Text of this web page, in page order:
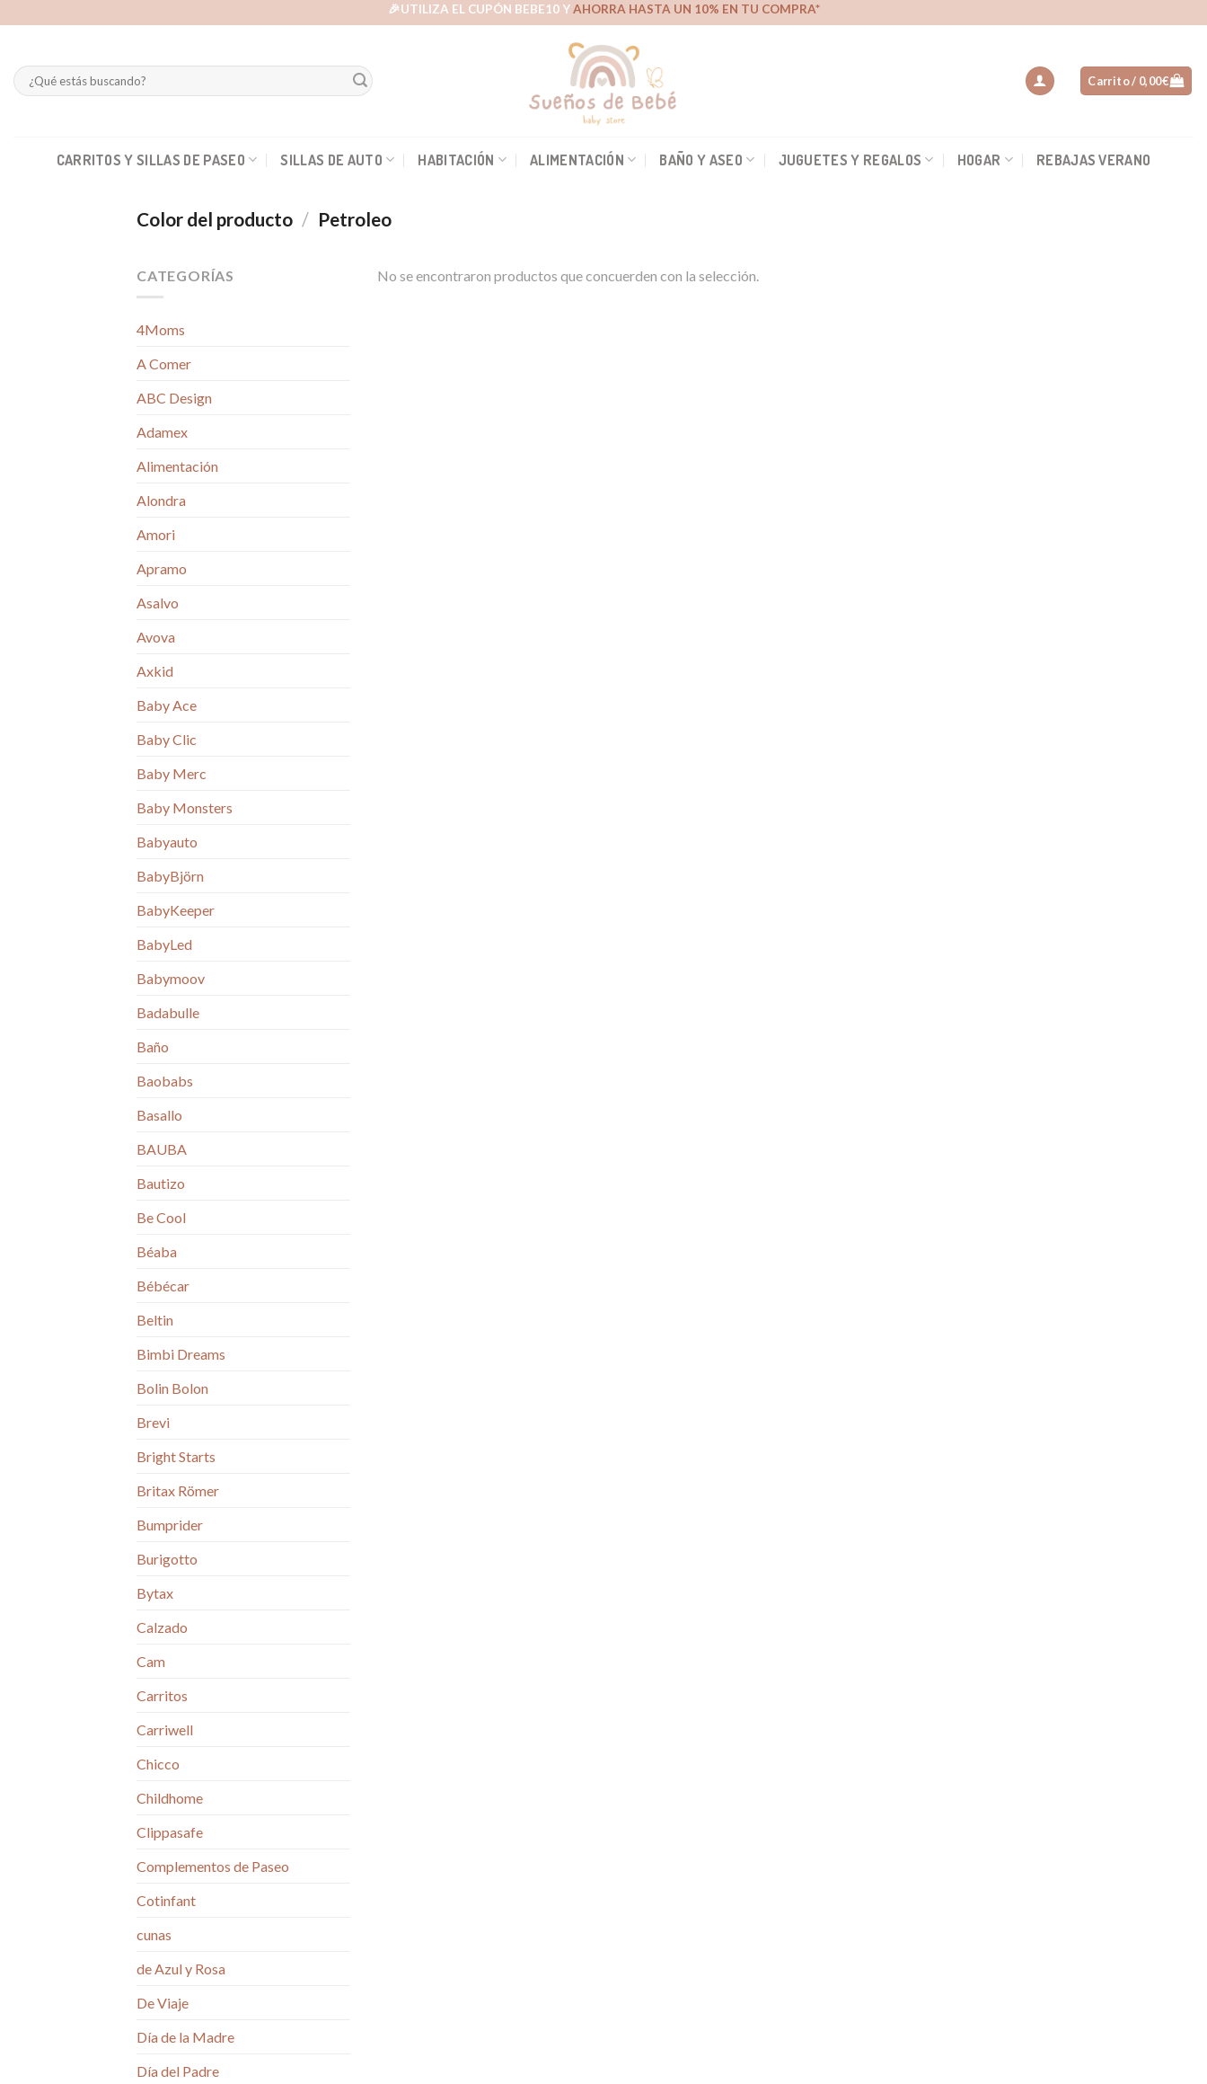
🎉UTILIZA EL CUPÓN BEBE10 YAHORRA HASTA UN 10% EN TU COMPRA*
Buscar
por:
Carrito / 0,00€
CARRITOS Y SILLAS DE PASEO SILLAS DE AUTO HABITACIÓN ALIMENTACIÓN BAÑO Y ASEO JUGUETES Y REGALOS HOGAR REBAJAS VERANO
Color del producto / Petroleo
CATEGORÍAS
4Moms
A Comer
ABC Design
Adamex
Alimentación
Alondra
Amori
Apramo
Asalvo
Avova
Axkid
Baby Ace
Baby Clic
Baby Merc
Baby Monsters
Babyauto
BabyBjörn
BabyKeeper
BabyLed
Babymoov
Badabulle
Baño
Baobabs
Basallo
BAUBA
Bautizo
Be Cool
Béaba
Bébécar
Beltin
Bimbi Dreams
Bolin Bolon
Brevi
Bright Starts
Britax Römer
Bumprider
Burigotto
Bytax
Calzado
Cam
Carritos
Carriwell
Chicco
Childhome
Clippasafe
Complementos de Paseo
Cotinfant
cunas
de Azul y Rosa
De Viaje
Día de la Madre
Día del Padre
No se encontraron productos que concuerden con la selección.